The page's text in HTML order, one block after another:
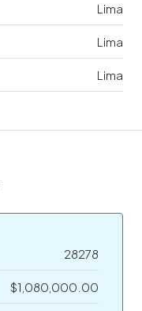
Lima
Lima
Lima
28278
$1,080,000.00